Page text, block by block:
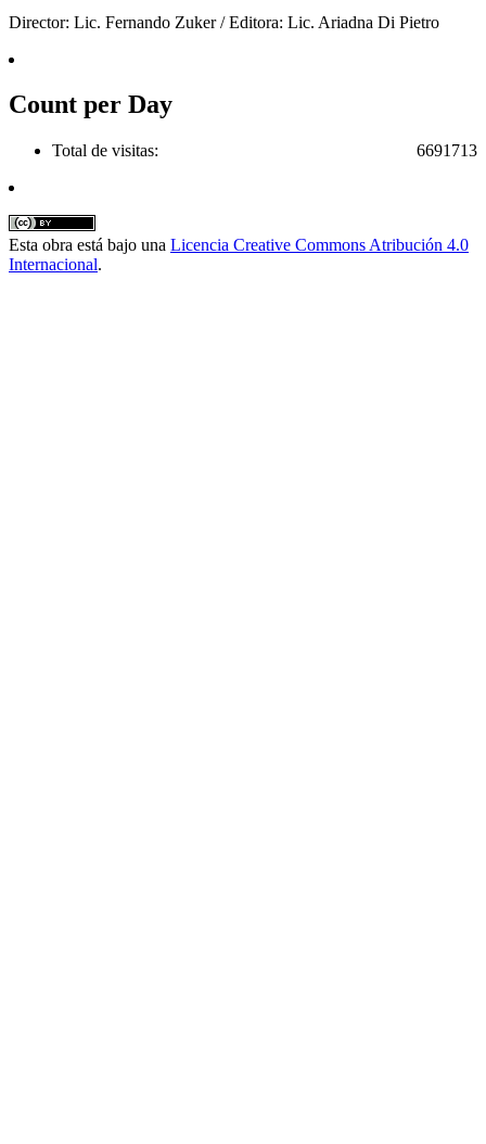
Director: Lic. Fernando Zuker / Editora: Lic. Ariadna Di Pietro
Count per Day
6691713
Total de visitas:
Esta obra está bajo una Licencia Creative Commons Atribución 4.0
Internacional.